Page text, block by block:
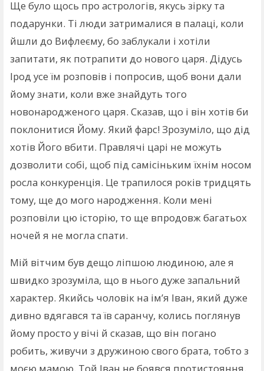
Ще було щось про астрологів, якусь зірку та
подарунки. Ті люди затрималися в палаці, коли
йшли до Вифлеєму, бо заблукали і хотіли
запитати, як потрапити до нового царя. Дідусь
Ірод усе їм розповів і попросив, щоб вони дали
йому знати, коли вже знайдуть того
новонародженого царя. Сказав, що і він хотів би
поклонитися Йому. Який фарс! Зрозуміло, що дід
хотів Його вбити. Правлячі царі не можуть
дозволити собі, щоб під самісіньким їхнім носом
росла конкуренція. Це трапилося років тридцять
тому, ще до мого народження. Коли мені
розповіли цю історію, то ще впродовж багатьох
ночей я не могла спати.
Мій вітчим був дещо ліпшою людиною, але я
швидко зрозуміла, що в нього дуже запальний
характер. Якийсь чоловік на ім’я Іван, який дуже
дивно вдягався та їв саранчу, колись поглянув
йому просто у вічі й сказав, що він погано
робить, живучи з дружиною свого брата, тобто з